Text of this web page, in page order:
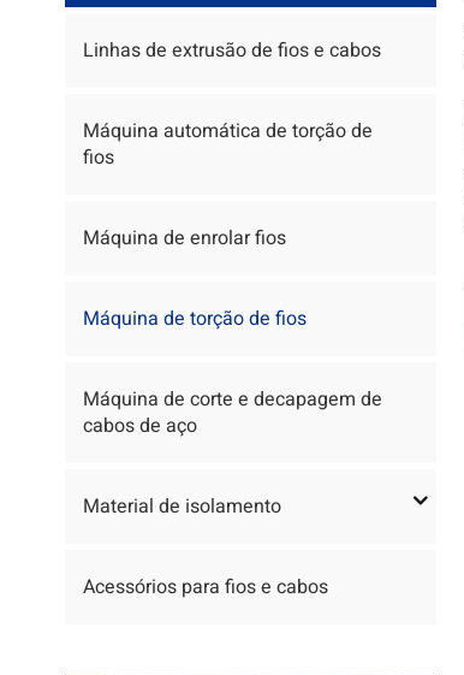
Linhas de extrusão de fios e cabos
Máquina automática de torção de
fios
Máquina de enrolar fios
Máquina de torção de fios
Máquina de corte e decapagem de
cabos de aço
Material de isolamento
Acessórios para fios e cabos